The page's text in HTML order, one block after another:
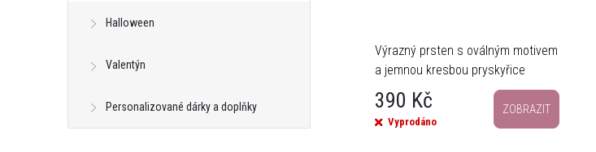
Halloween
Valentýn
Personalizované dárky a doplňky
Výrazný prsten s oválným motivem
a jemnou kresbou pryskyřice
390 Kč
Vyprodáno
ZOBRAZIT